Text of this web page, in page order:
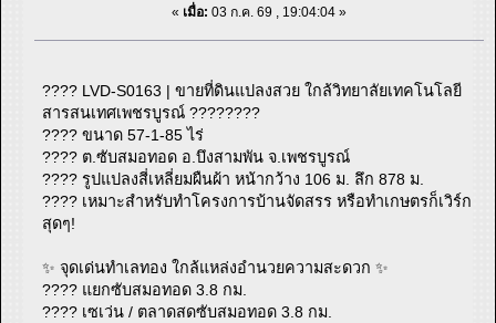
« เมื่อ: 03 ก.ค. 69 , 19:04:04 »
???? LVD-S0163 | ขายที่ดินแปลงสวย ใกล้วิทยาลัยเทคโนโลยี
สารสนเทศเพชรบูรณ์ ????????
???? ขนาด 57-1-85 ไร่
???? ต.ซับสมอทอด อ.บึงสามพัน จ.เพชรบูรณ์
???? รูปแปลงสี่เหลี่ยมผืนผ้า หน้ากว้าง 106 ม. ลึก 878 ม.
???? เหมาะสำหรับทำโครงการบ้านจัดสรร หรือทำเกษตรก็เวิร์ก
สุดๆ!
✨ จุดเด่นทำเลทอง ใกล้แหล่งอำนวยความสะดวก ✨
???? แยกซับสมอทอด 3.8 กม.
???? เซเว่น / ตลาดสดซับสมอทอด 3.8 กม.